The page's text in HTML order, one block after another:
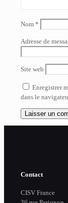
Nom *
Adresse de
Site web
Enregistrer
dans le
Contact
CISV France